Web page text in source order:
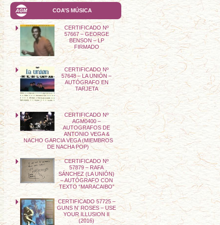
COA’S MÚSICA
CERTIFICADO Nº
57667 – GEORGE
BENSON – LP
FIRMADO
CERTIFICADO Nº
57648 – LA UNIÓN –
AUTÓGRAFO EN
TARJETA
CERTIFICADO Nº
AGM0400 –
AUTOGRAFOS DE
ANTONIO VEGA &
NACHO GARCIA VEGA (MIEMBROS
DE NACHA POP)
CERTIFICADO Nº
57879 – RAFA
SÁNCHEZ (LA UNIÓN)
– AUTÓGRAFO CON
TEXTO “MARACAIBO”
CERTIFICADO 57725 –
GUNS N’ ROSES – USE
YOUR ILLUSION II
(2016)